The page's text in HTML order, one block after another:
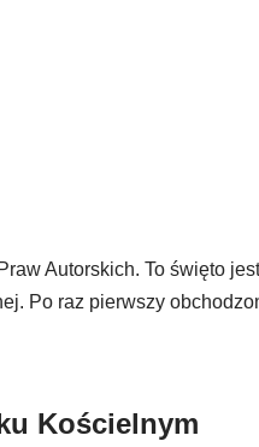
Autorskich. To święto
Po raz pierwszy
Kościelnym